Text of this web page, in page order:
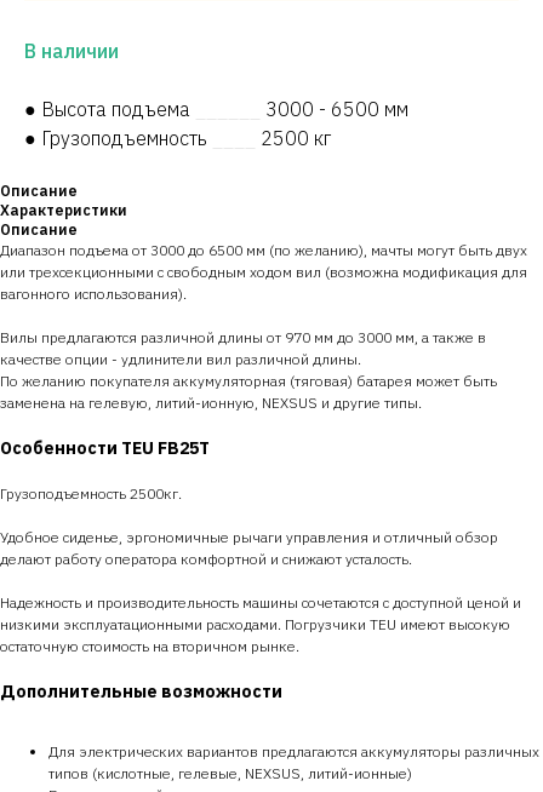
В наличии
● Высота подъема
3000 - 6500 мм
● Грузоподъемность
2500 кг
Описание
Характеристики
Описание
Диапазон подъема от 3000 до 6500 мм (по желанию), мачты могут быть двух
или трехсекционными с свободным ходом вил (возможна модификация для
вагонного использования).
Вилы предлагаются различной длины от 970 мм до 3000 мм, а также в
качестве опции - удлинители вил различной длины.
По желанию покупателя аккумуляторная (тяговая) батарея может быть
заменена на гелевую, литий-ионную, NEXSUS и другие типы.
Особенности TEU FB25T
Грузоподъемность 2500кг.
Удобное сиденье, эргономичные рычаги управления и отличный обзор
делают работу оператора комфортной и снижают усталость.
Надежность и производительность машины сочетаются с доступной ценой и
низкими эксплуатационными расходами. Погрузчики TEU имеют высокую
остаточную стоимость на вторичном рынке.
Дополнительные возможности
Для электрических вариантов предлагаются аккумуляторы различных
типов (кислотные, гелевые, NEXSUS, литий-ионные)